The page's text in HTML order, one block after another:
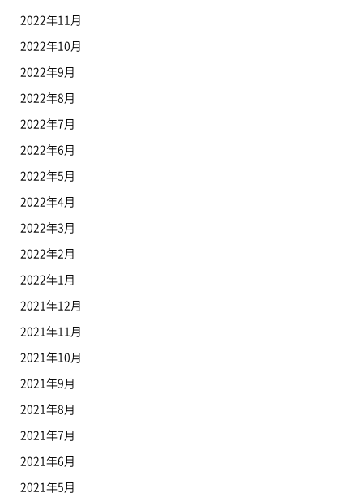
2022年11月
2022年10月
2022年9月
2022年8月
2022年7月
2022年6月
2022年5月
2022年4月
2022年3月
2022年2月
2022年1月
2021年12月
2021年11月
2021年10月
2021年9月
2021年8月
2021年7月
2021年6月
2021年5月